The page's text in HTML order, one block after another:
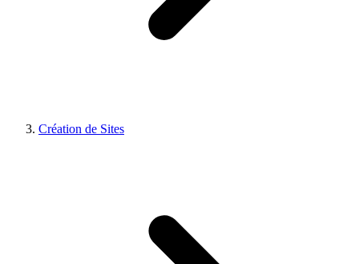
Création de Sites